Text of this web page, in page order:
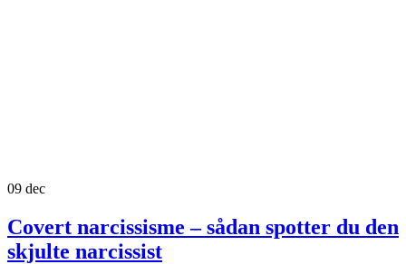
09 dec
Covert narcissisme – sådan spotter du den
skjulte narcissist